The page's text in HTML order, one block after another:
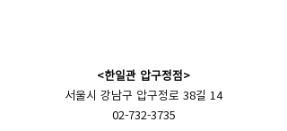
<한일관 압구정점>
서울시 강남구 압구정로 38길 14
02-732-3735